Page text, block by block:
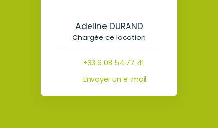
Adeline DURAND
Chargée de location
+33 6 08 54 77 41
Envoyer un e-mail